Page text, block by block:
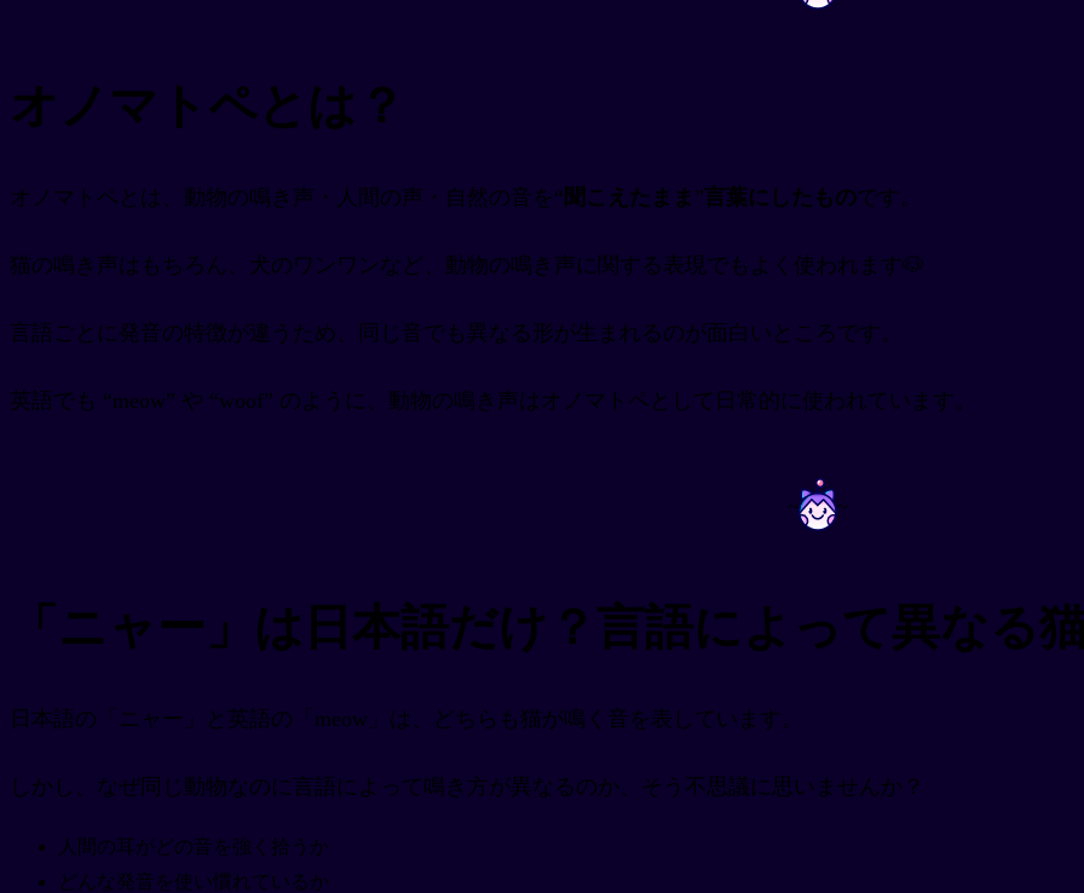
オノマトペとは？
オノマトペとは、動物の鳴き声・人間の声・自然の音を“ 聞こえたまま ”言葉にしたものです。
猫の鳴き声はもちろん、犬のワンワンなど、動物の鳴き声に関する表現でもよく使われます🐶
言語ごとに発音の特徴が違うため、同じ音でも異なる形が生まれるのが面白いところです。
英語でも “meow” や “woof” のように、動物の鳴き声はオノマトペとして日常的に使われています。
~ ~
「ニャー」は日本語だけ？言語によって異なる
日本語の「ニャー」と英語の「meow」は、どちらも猫が鳴く音を表しています。
しかし、なぜ同じ動物なのに言語によって鳴き方が異なるのか、そう不思議に思いませんか？
人間の耳がどの音を強く拾うか
どんな発音を使い慣れているか